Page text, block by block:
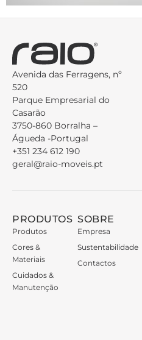
Avenida das Ferragens, nº
520
Parque Empresarial do
Casarão
3750-860 Borralha –
Águeda -Portugal
+351 234 612 190
geral@raio-moveis.pt
PRODUTOS
Produtos
Cores &
Materiais
Cuidados &
Manutenção
SOBRE
Empresa
Sustentabilidade
Contactos